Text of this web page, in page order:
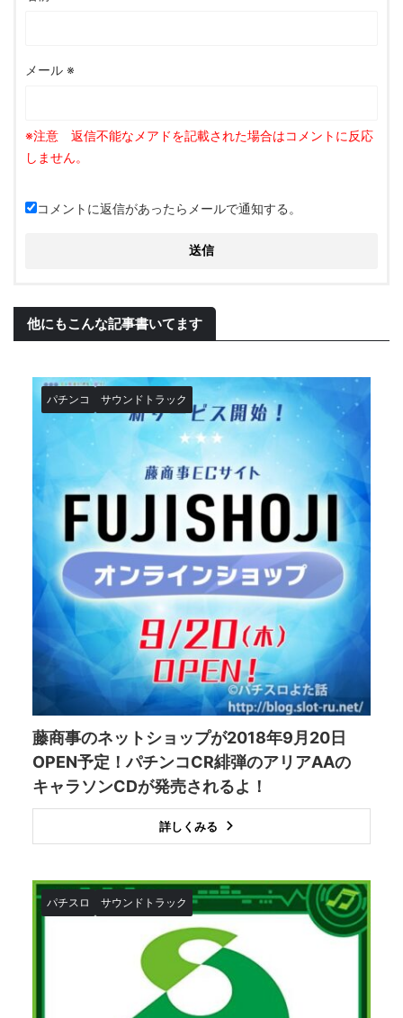
メール ※
コメントに返信があったらメールで通知する。
他にもこんな記事書いてます
パチンコ サウンドトラック
藤商事のネットショップが2018年9月20日
OPEN予定！パチンコCR緋弾のアリアAAの
キャラソンCDが発売されるよ！
詳しくみる
パチスロ サウンドトラック